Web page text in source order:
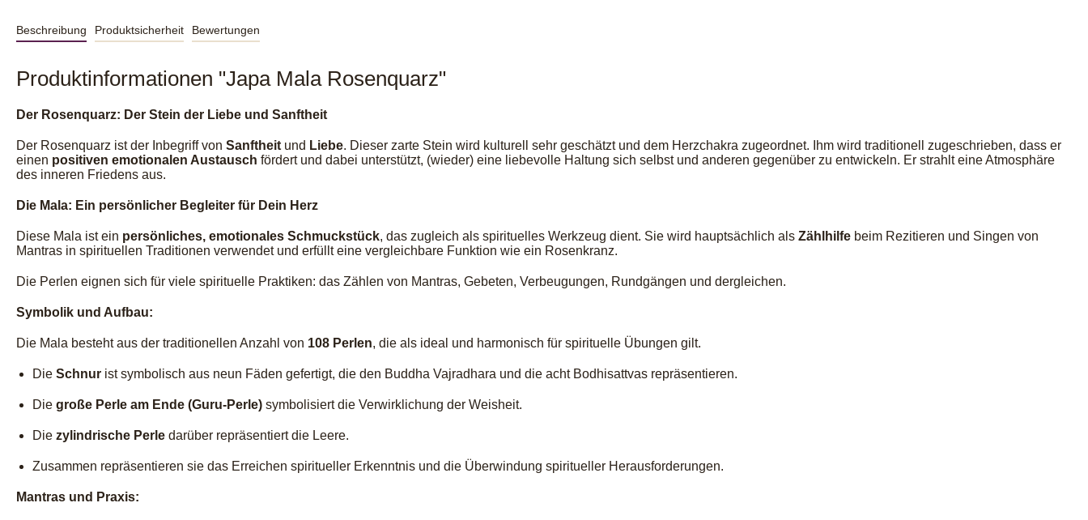
Beschreibung Produktsicherheit Bewertungen
Produktinformationen "Japa Mala Rosenquarz"
Der Rosenquarz: Der Stein der Liebe und Sanftheit
Der Rosenquarz ist der Inbegriff von Sanftheit und Liebe. Dieser zarte Stein wird kulturell sehr geschätzt und dem Herzchakra zugeordnet. Ihm wird traditionell zugeschrieben, dass er
einen positiven emotionalen Austausch fördert und dabei unterstützt, (wieder) eine liebevolle Haltung sich selbst und anderen gegenüber zu entwickeln. Er strahlt eine Atmosphäre
des inneren Friedens aus.
Die Mala: Ein persönlicher Begleiter für Dein Herz
Diese Mala ist ein persönliches, emotionales Schmuckstück, das zugleich als spirituelles Werkzeug dient. Sie wird hauptsächlich als Zählhilfe beim Rezitieren und Singen von
Mantras in spirituellen Traditionen verwendet und erfüllt eine vergleichbare Funktion wie ein Rosenkranz.
Die Perlen eignen sich für viele spirituelle Praktiken: das Zählen von Mantras, Gebeten, Verbeugungen, Rundgängen und dergleichen.
Symbolik und Aufbau:
Die Mala besteht aus der traditionellen Anzahl von 108 Perlen, die als ideal und harmonisch für spirituelle Übungen gilt.
Die Schnur ist symbolisch aus neun Fäden gefertigt, die den Buddha Vajradhara und die acht Bodhisattvas repräsentieren.
Die große Perle am Ende (Guru-Perle) symbolisiert die Verwirklichung der Weisheit.
Die zylindrische Perle darüber repräsentiert die Leere.
Zusammen repräsentieren sie das Erreichen spiritueller Erkenntnis und die Überwindung spiritueller Herausforderungen.
Mantras und Praxis: